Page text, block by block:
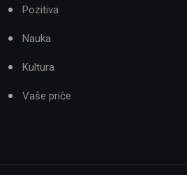
Pozitiva
Nauka
Kultura
Vaše priče